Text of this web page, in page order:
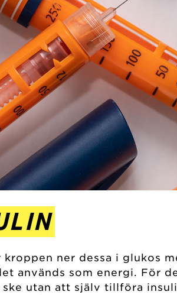
ner dessa i glukos
används som energi. För
utan att själv tillföra